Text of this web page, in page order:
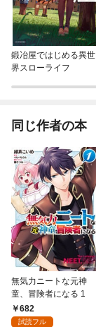
鍛冶屋ではじめる異世
界スローライフ
同じ作者の本
無気力ニートな元神
童、冒険者になる 1
682
試読フル